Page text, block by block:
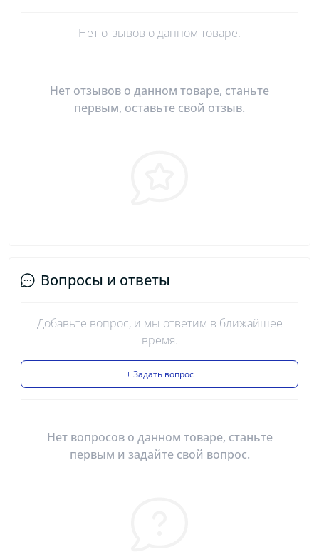
Нет отзывов о данном товаре.
Нет отзывов о данном товаре, станьте
первым, оставьте свой отзыв.
Вопросы и ответы
Добавьте вопрос, и мы ответим в ближайшее
время.
+ Задать вопрос
Нет вопросов о данном товаре, станьте
первым и задайте свой вопрос.